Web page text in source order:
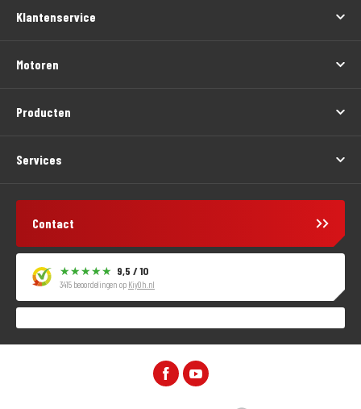
Klantenservice
Motoren
Producten
Services
Contact
9,5 / 10
3415 beoordelingen op KiyOh.nl